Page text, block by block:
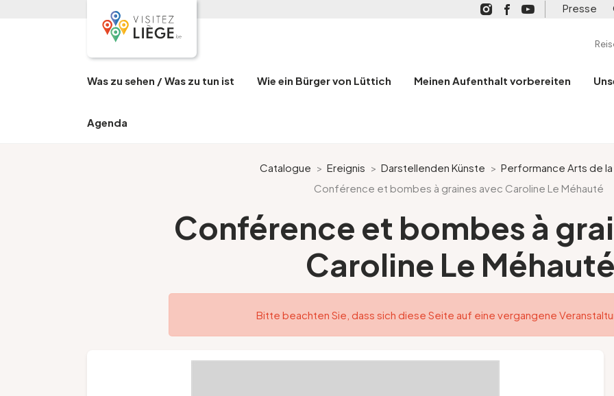
Presse
Was zu sehen / Was zu tun ist Wie ein Bürger von Lüttich Meinen Aufenthalt vorbereiten
Agenda
Catalogue > Ereignis > Darstellenden Künste > Performance Arts de
Conférence et bombes à graines avec Caroline Le Méhauté
Conférence et bombes à
Caroline Le
Bitte beachten Sie, dass sich diese Seite auf eine vergangene